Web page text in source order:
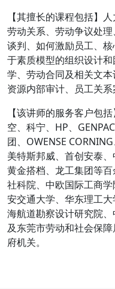
【其擅长的课程包括】
劳动关系、劳动争议处
谈判、如何激励员工、
于素质模型的组织设计
学、劳动合同及相关文
资源内部审计、员工关系
【该讲师的服务客户包
空、科宁、HP、
团、OWENSE
美特斯邦威、首创安泰、
黄金搭档、龙工集团等
社科院、中欧国际工商
安交通大学、华东理工
海航道勘察设计研究院
及东莞市劳动和社会保
府机关。